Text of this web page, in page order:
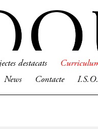
destacats
News Contacte